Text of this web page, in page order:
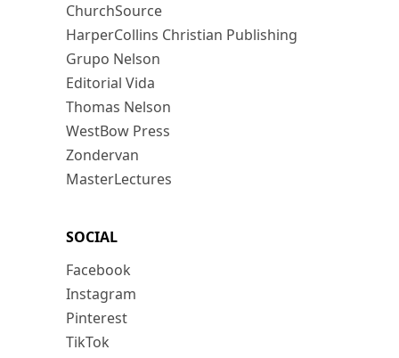
ChurchSource
HarperCollins Christian Publishing
Grupo Nelson
Editorial Vida
Thomas Nelson
WestBow Press
Zondervan
MasterLectures
SOCIAL
Facebook
Instagram
Pinterest
TikTok